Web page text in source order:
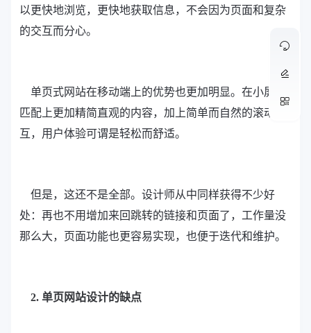
以更快地浏览，更快地获取信息，不会因为页面和复杂
的交互而分心。
单页式网站在移动端上的优势也更加明显。在小屏幕
匹配上更加精简直观的内容，加上简单而自然的滚动交
互，用户体验可谓是轻松而舒适。
但是，这还不是全部。设计师从中同样获得不少好
处：再也不用增加来回跳转的链接和页面了，工作量没
那么大，页面功能也更容易实现，也便于迭代和维护。
2. 单页网站设计的缺点